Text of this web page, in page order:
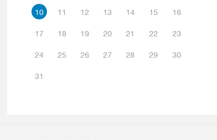
10 11 12 13 14 15 16
17 18 19 20 21 22 23
24 25 26 27 28 29 30
31